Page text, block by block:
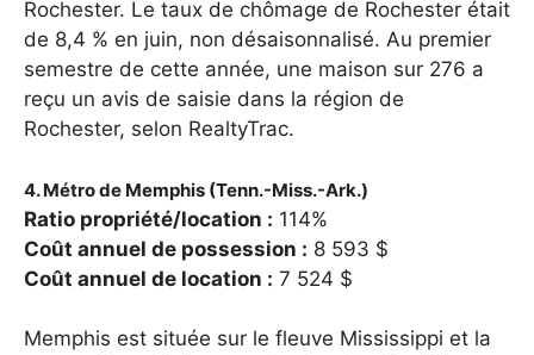
Rochester. Le taux de chômage de Rochester était
de 8,4 % en juin, non désaisonnalisé. Au premier
semestre de cette année, une maison sur 276 a
reçu un avis de saisie dans la région de
Rochester, selon RealtyTrac.
4. Métro de Memphis (Tenn.-Miss.-Ark.)
Ratio propriété/location : 114%
Coût annuel de possession : 8 593 $
Coût annuel de location : 7 524 $
Memphis est située sur le fleuve Mississippi et la